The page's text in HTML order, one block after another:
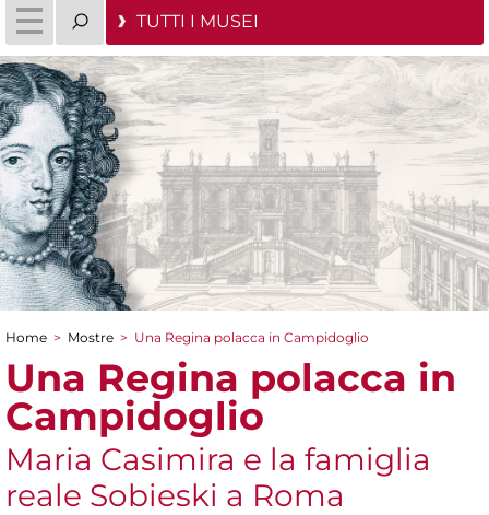
TUTTI I MUSEI
Tu sei qui
Home > Mostre > Una Regina polacca in Campidoglio
Una Regina polacca in
Campidoglio
Maria Casimira e la famiglia
reale Sobieski a Roma